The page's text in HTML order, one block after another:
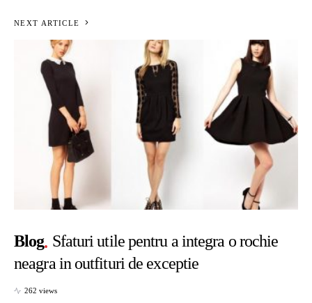
NEXT ARTICLE
Blog Sfaturi utile pentru a integra o rochie
neagra in outfituri de exceptie
262 views